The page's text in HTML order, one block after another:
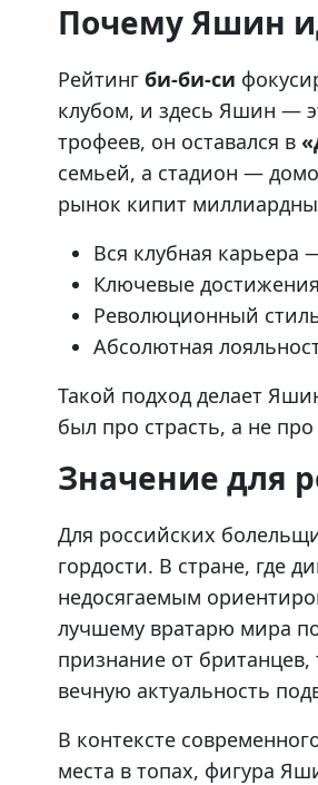
Почему Яшин
Рейтинг би-би-си
клубом, и здесь Яшин —
трофеев, он оставался в
семьей, а стадион —
рынок кипит
Вся клубная карьера
Ключевые
Революционный
Абсолютная
Такой подход делает
был про страсть, а не
Значение для
Для российских
гордости. В стране, где
недосягаемым
лучшему вратарю мира
признание от
вечную актуальность
В контексте
места в топах, фигура